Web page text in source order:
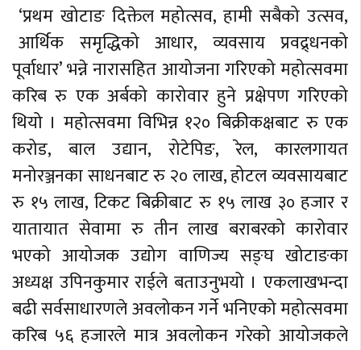
‘प्रथम खोटाङ दिक्तेल महोत्सव, हामी सबैको उत्सव,
आर्थिक समृद्धिको आधार, व्यवसाय प्रवद्र्धनको
पूर्वाधार’ भन्ने नारासहित आयोजना गरिएको महोत्सवमा
करिब रु एक अर्बको कारोवार हुने प्रक्षेपण गरिएको
थियो । महोत्सवमा विभिन्न १२० बिक्रीकक्षबाट रु एक
करोड, बाल उद्यान, रोटेपिङ, रेल, कारलगायत
मनोरञ्जनका साधनबाट रु २० लाख, होटल व्यवसायबाट
रु १५ लाख, टिकट बिक्रीबाट रु १५ लाख ३० हजार र
यातायात सेवामा रु तीन लाख बराबरको कारोवार
भएको आयोजक उद्योग वाणिज्य सङ्घ खोटाङका
अध्यक्ष उपिनकुमार राईले बताउनुभयो । एकलाखभन्दा
बढी सर्वसाधारणले अवलोकन गर्ने भनिएको महोत्सवमा
करिब ५६ हजारले मात्र अवलोकन गरेको आयोजकले